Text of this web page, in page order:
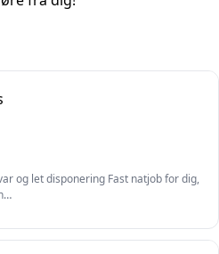
og let disponering Fast natjob for dig,